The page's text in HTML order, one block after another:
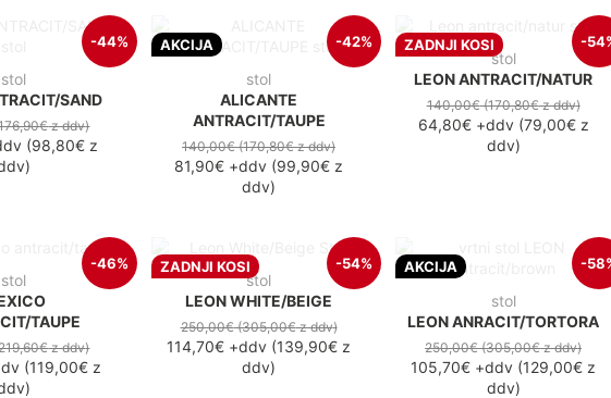
-44%
stol
SAND
z ddv)
(98,80€ z
)
AKCIJA -42%
stol
ALICANTE
ANTRACIT/TAUPE
140,00€(170,80€z ddv)
81,90€ +ddv (99,90€ z
ddv)
ZADNJI KOSI -
stol
LEON ANTRACIT/NATUR
140,00€(170,80€z ddv)
64,80€+ddv(79,00€z
ddv)
-46%
stol
TAUPE
z ddv)
(119,00€z
)
ZADNJI KOSI -54%
stol
LEON WHITE/BEIGE
250,00€(305,00€z ddv)
114,70€ +ddv (139,90€ z
ddv)
AKCIJA -
stol
LEON ANRACIT/TORTORA
250,00€(305,00€z ddv)
105,70€ +ddv (129,00€ z
ddv)